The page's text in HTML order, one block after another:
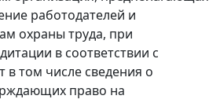
работодателей и
охраны труда, при
в соответствии с
в том числе сведения о
право на